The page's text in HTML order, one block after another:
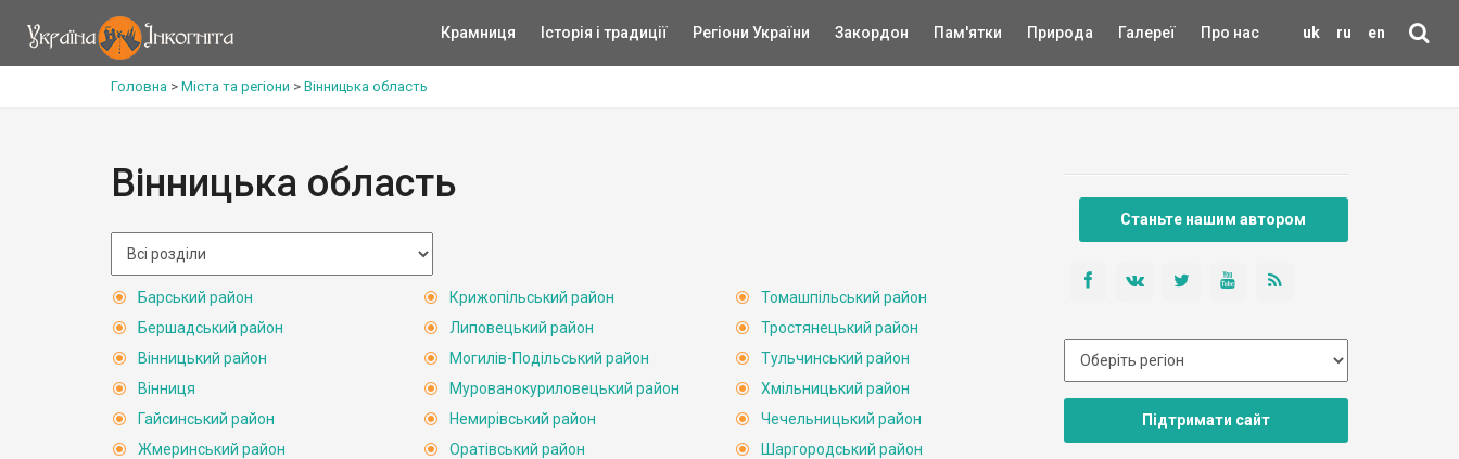
uk ru en
Крамниця Історія і традиції Регіони України Закордон Пам'ятки Природа Галереї Про нас
Головна > Міста та регіони > Вінницька область
Вінницька область
Барський район
Бершадський район
Вінницький район
Вінниця
Гайсинський район
Жмеринський район
Крижопільський район
Липовецький район
Могилів-Подільський район
Мурованокуриловецький район
Немирівський район
Оратівський район
Томашпільський район
Тростянецький район
Тульчинський район
Хмільницький район
Чечельницький район
Шаргородський район
Станьте нашим автором
Підтримати сайт